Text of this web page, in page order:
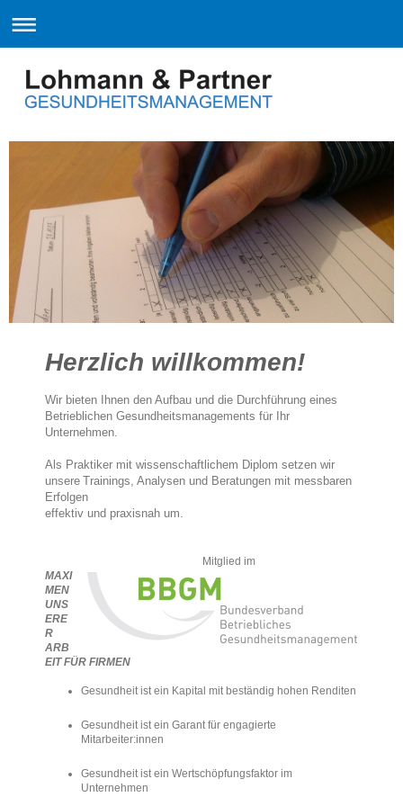
Herzlich willkommen!
Wir bieten Ihnen den Aufbau und die Durchführung eines
Betrieblichen Gesundheitsmanagements für Ihr
Unternehmen.
Als Praktiker mit wissenschaftlichem Diplom setzen wir
unsere Trainings, Analysen und Beratungen mit messbaren
Erfolgen
effektiv und praxisnah um.
Mitglied im
MAXI
MEN
UNS
ERE
R
ARB
EIT FÜR FIRMEN
Gesundheit ist ein Kapital mit beständig hohen Renditen
Gesundheit ist ein Garant für engagierte
Mitarbeiter:innen
Gesundheit ist ein Wertschöpfungsfaktor im
Unternehmen